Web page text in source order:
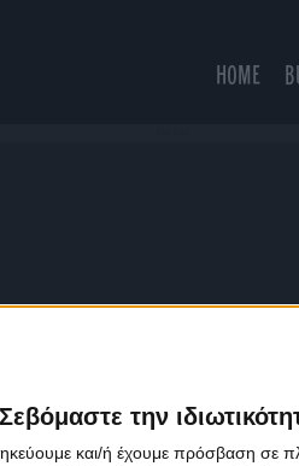
Σεβόμαστε την
και/ή έχουμε πρόσβαση σε
HOME